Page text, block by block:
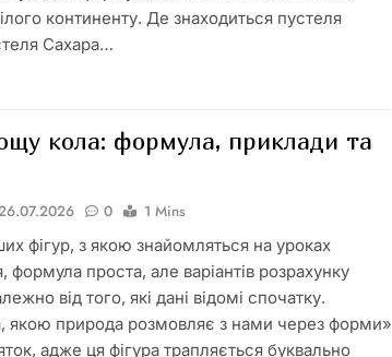
континенту. Де знаходиться пустеля
Сахара…
кола: формула, приклади та
0
1 Mins
фігур, з якою знайомляться на уроках
формула проста, але варіантів розрахунку
від того, які дані відомі спочатку.
якою природа розмовляє з нами через форми»
адже ця фігура трапляється буквально